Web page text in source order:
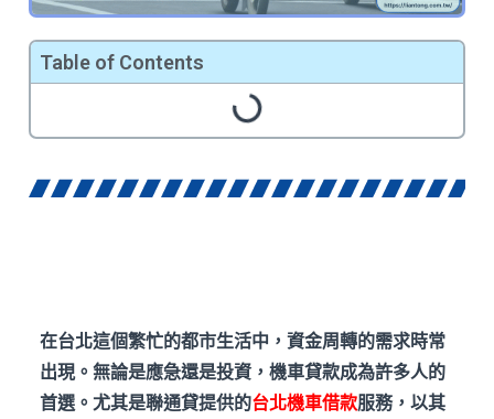
Table of Contents
在台北這個繁忙的都市生活中，資金周轉的需求時常
出現。無論是應急還是投資，機車貸款成為許多人的
首選。尤其是聯通貸提供的台北機車借款服務，以其